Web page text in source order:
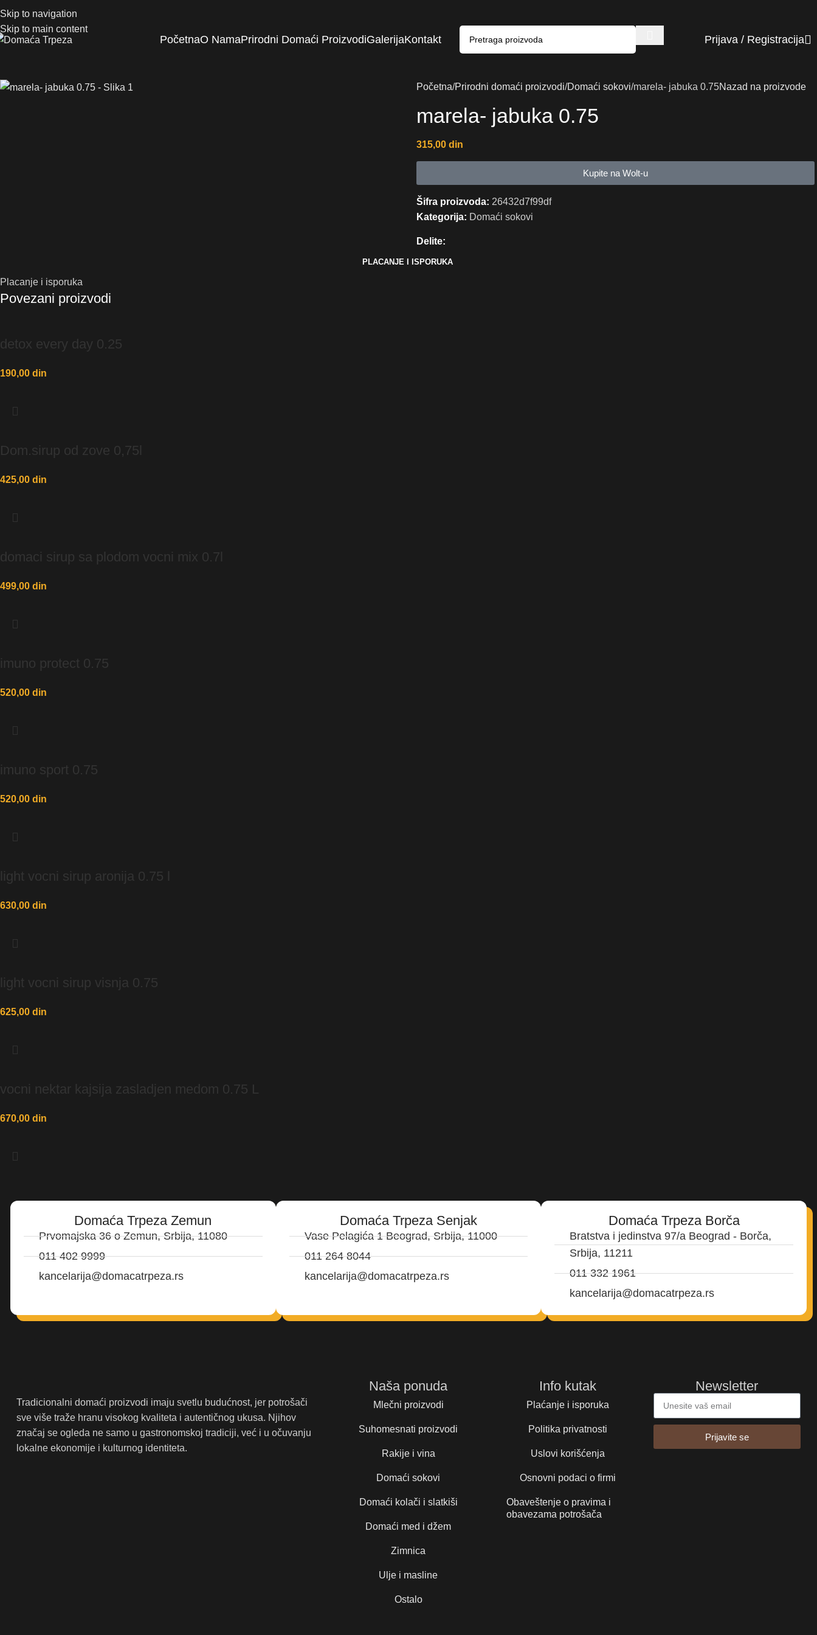
Skip to navigation
Skip to main content
PočetnaO NamaPrirodni Domaći ProizvodiGalerijaKontakt Prijava / Registracija
Početna Prirodni domaći proizvodi Domaći sokovi marela- jabuka 0.75Nazad na proizvode
marela- jabuka 0.75
315,00 din
Kupite na Wolt-u
Šifra proizvoda: 26432d7f99df
Kategorija: Domaći sokovi
Delite:
PLACANJE I ISPORUKA
Placanje i isporuka
Povezani proizvodi
detox every day 0.25
190,00 din
Dom.sirup od zove 0,75l
425,00 din
domaci sirup sa plodom vocni mix 0.7l
499,00 din
imuno protect 0.75
520,00 din
imuno sport 0.75
520,00 din
light vocni sirup aronija 0.75 l
630,00 din
light vocni sirup visnja 0.75
625,00 din
vocni nektar kajsija zasladjen medom 0.75 L
670,00 din
Domaća Trpeza Zemun
Prvomajska 36 o Zemun, Srbija, 11080
011 402 9999
kancelarija@domacatrpeza.rs
Domaća Trpeza Senjak
Vase Pelagića 1 Beograd, Srbija, 11000
011 264 8044
kancelarija@domacatrpeza.rs
Domaća Trpeza Borča
Bratstva i jedinstva 97/a Beograd - Borča,
Srbija, 11211
011 332 1961
kancelarija@domacatrpeza.rs
Tradicionalni domaći proizvodi imaju svetlu budućnost, jer potrošači
sve više traže hranu visokog kvaliteta i autentičnog ukusa. Njihov
značaj se ogleda ne samo u gastronomskoj tradiciji, već i u očuvanju
lokalne ekonomije i kulturnog identiteta.
Naša ponuda
Mlečni proizvodi
Suhomesnati proizvodi
Rakije i vina
Domaći sokovi
Domaći kolači i slatkiši
Domaći med i džem
Zimnica
Ulje i masline
Ostalo
Info kutak
Plaćanje i isporuka
Politika privatnosti
Uslovi korišćenja
Osnovni podaci o firmi
Obaveštenje o pravima i
obavezama potrošača
Newsletter
Prijavite se